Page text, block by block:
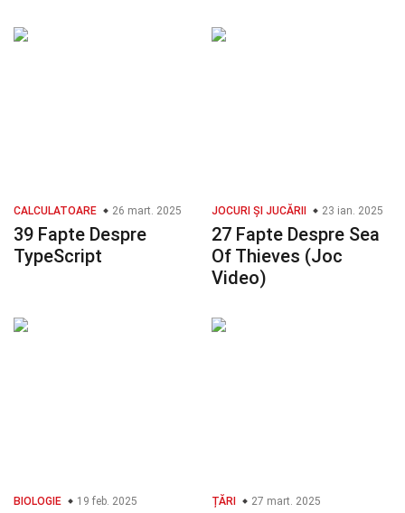
CALCULATOARE 26 mart. 2025
39 Fapte Despre
TypeScript
JOCURI ȘI JUCĂRII 23 ian. 2025
27 Fapte Despre Sea
Of Thieves (Joc
Video)
BIOLOGIE 19 feb. 2025 ȚĂRI 27 mart. 2025